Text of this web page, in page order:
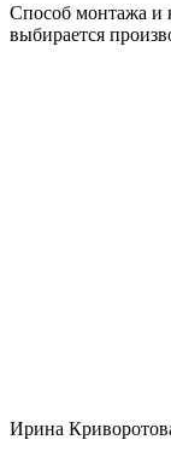
Способ монтажа и
выбирается
Ирина